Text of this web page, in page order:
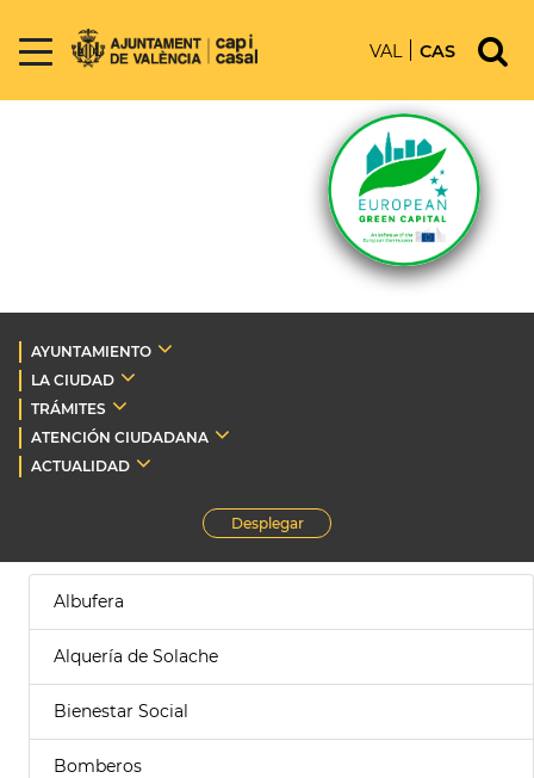
VAL CAS
AYUNTAMIENTO
LA CIUDAD
TRÁMITES
ATENCIÓN CIUDADANA
ACTUALIDAD
Desplegar
Albufera
Alquería de Solache
Bienestar Social
Bomberos